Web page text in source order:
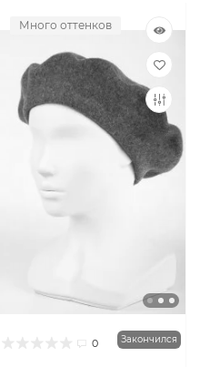
Много оттенков
0 Закончился